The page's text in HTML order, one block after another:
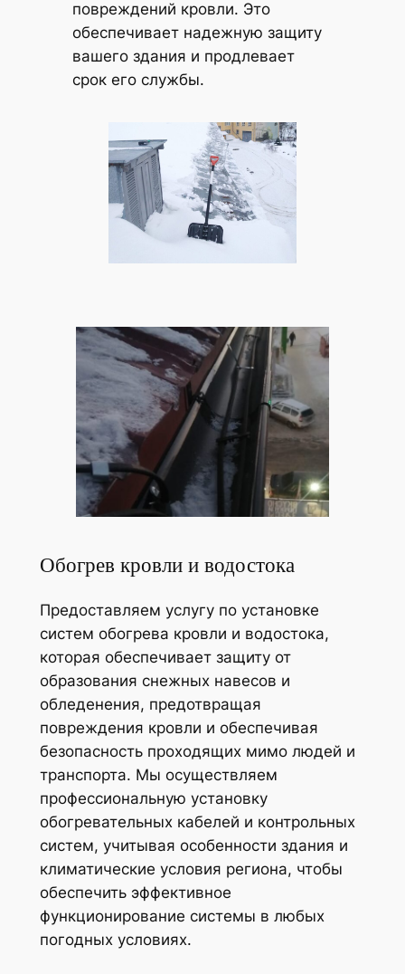
повреждений кровли. Это
обеспечивает надежную защиту
вашего здания и продлевает
срок его службы.
Обогрев кровли и водостока
Предоставляем услугу по установке
систем обогрева кровли и водостока,
которая обеспечивает защиту от
образования снежных навесов и
обледенения, предотвращая
повреждения кровли и обеспечивая
безопасность проходящих мимо людей и
транспорта. Мы осуществляем
профессиональную установку
обогревательных кабелей и контрольных
систем, учитывая особенности здания и
климатические условия региона, чтобы
обеспечить эффективное
функционирование системы в любых
погодных условиях.